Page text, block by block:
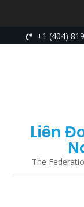
to
+1 (404)
Liên
The